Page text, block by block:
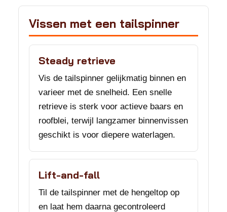
Vissen met een tailspinner
Steady retrieve
Vis de tailspinner gelijkmatig binnen en
varieer met de snelheid. Een snelle
retrieve is sterk voor actieve baars en
roofblei, terwijl langzamer binnenvissen
geschikt is voor diepere waterlagen.
Lift-and-fall
Til de tailspinner met de hengeltop op
en laat hem daarna gecontroleerd